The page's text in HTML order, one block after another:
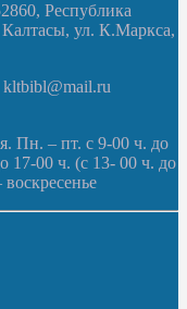
Республика
ул. К.Маркса,
kltbibl@mail.ru
Пн. – пт. с 9-00 ч. до
17-00 ч. (с 13- 00 ч. до